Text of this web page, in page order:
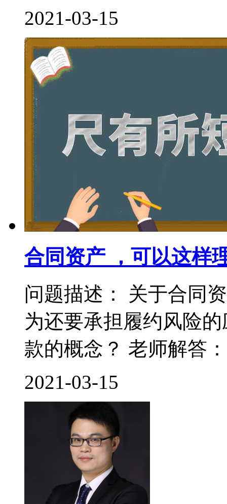
2021-03-15
合同资产 ，可以这样
问题描述： 关于合同
为还要承担履约风险
款的概念？ 老师解答
2021-03-15